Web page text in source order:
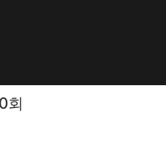
회